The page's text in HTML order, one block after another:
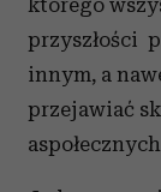
którego
przyszłości
innym, a
przejawiać